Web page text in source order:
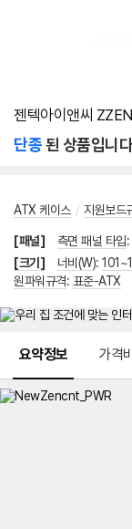
젠텍아이앤씨
단종된 상품입니
ATX 케이스 / 지원보드
[패널] 측면 패널 타입:
[크기]
너비(W):
원파워규격: 표준-ATX
요약정보 가격